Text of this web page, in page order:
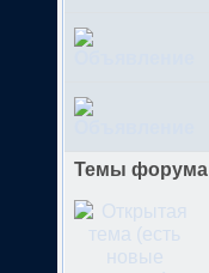
Темы форума